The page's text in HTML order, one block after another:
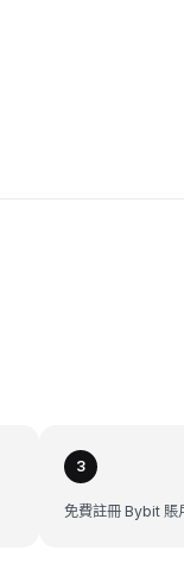
3
免費註冊 Bybit 賬